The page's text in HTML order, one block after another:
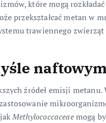
które mogą
przekształcać metan w
trawiennego
źródeł emisji metanu.
jakMethylococcaceaemogą